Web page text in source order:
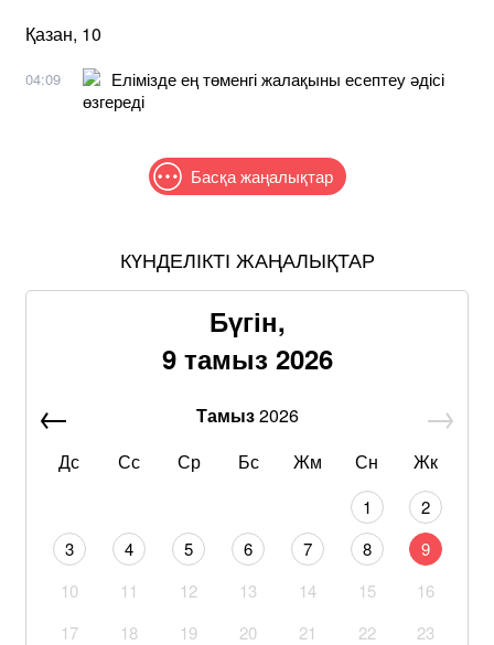
Қазан, 10
04:09
Елімізде ең төменгі жалақыны есептеу әдісі
өзгереді
Басқа жаңалықтар
КҮНДЕЛІКТІ ЖАҢАЛЫҚТАР
Бүгін,
9 тамыз 2026
Тамыз2026
Дс
Сс Ср Бс Жм Сн Жк
1
2
3
4 5 6 7 8
9
10
11 12 13 14 15
16
17
18 19 20 21 22
23